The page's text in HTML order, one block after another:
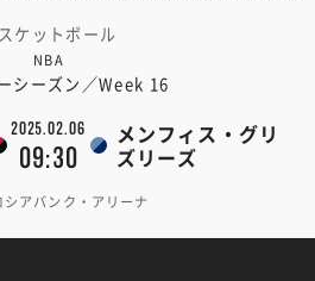
ケットボール
NBA
シーズン／Week 16
2025.02.06
09:30
メンフィス・グリ
ズリーズ
シアバンク・アリーナ